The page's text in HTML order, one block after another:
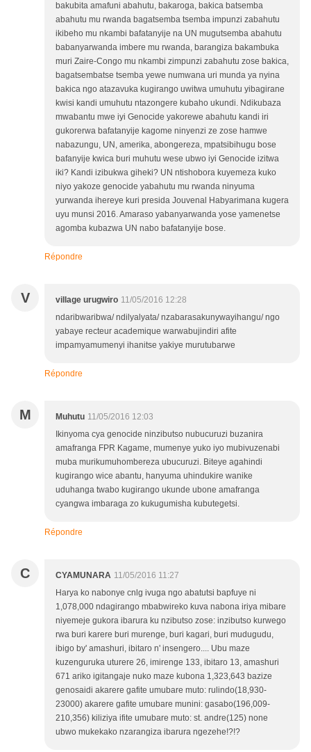
bakubita amafuni abahutu, bakaroga, bakica batsemba
abahutu mu rwanda bagatsemba tsemba impunzi zabahutu
ikibeho mu nkambi bafatanyije na UN mugutsemba abahutu
babanyarwanda imbere mu rwanda, barangiza bakambuka
muri Zaire-Congo mu nkambi zimpunzi zabahutu zose bakica,
bagatsembatse tsemba yewe numwana uri munda ya nyina
bakica ngo atazavuka kugirango uwitwa umuhutu yibagirane
kwisi kandi umuhutu ntazongere kubaho ukundi. Ndikubaza
mwabantu mwe iyi Genocide yakorewe abahutu kandi iri
gukorerwa bafatanyije kagome ninyenzi ze zose hamwe
nabazungu, UN, amerika, abongereza, mpatsibihugu bose
bafanyije kwica buri muhutu wese ubwo iyi Genocide izitwa
iki? Kandi izibukwa giheki? UN ntishobora kuyemeza kuko
niyo yakoze genocide yabahutu mu rwanda ninyuma
yurwanda ihereye kuri presida Jouvenal Habyarimana kugera
uyu munsi 2016. Amaraso yabanyarwanda yose yamenetse
agomba kubazwa UN nabo bafatanyije bose.
Répondre
V village urugwiro 11/05/2016 12:28
ndaribwaribwa/ ndilyalyata/ nzabarasakunywayihangu/ ngo
yabaye recteur academique warwabujindiri afite
impamyamumenyi ihanitse yakiye murutubarwe
Répondre
M Muhutu 11/05/2016 12:03
Ikinyoma cya genocide ninzibutso nubucuruzi buzanira
amafranga FPR Kagame, mumenye yuko iyo mubivuzenabi
muba murikumuhombereza ubucuruzi. Biteye agahindi
kugirango wice abantu, hanyuma uhindukire wanike
uduhanga twabo kugirango ukunde ubone amafranga
cyangwa imbaraga zo kukugumisha kubutegetsi.
Répondre
C CYAMUNARA 11/05/2016 11:27
Harya ko nabonye cnlg ivuga ngo abatutsi bapfuye ni
1,078,000 ndagirango mbabwireko kuva nabona iriya mibare
niyemeje gukora ibarura ku nzibutso zose: inzibutso kurwego
rwa buri karere buri murenge, buri kagari, buri mudugudu,
ibigo by' amashuri, ibitaro n' insengero.... Ubu maze
kuzenguruka uturere 26, imirenge 133, ibitaro 13, amashuri
671 ariko igitangaje nuko maze kubona 1,323,643 bazize
genosaidi akarere gafite umubare muto: rulindo(18,930-
23000) akarere gafite umubare munini: gasabo(196,009-
210,356) kiliziya ifite umubare muto: st. andre(125) none
ubwo mukekako nzarangiza ibarura ngezehe!?!?